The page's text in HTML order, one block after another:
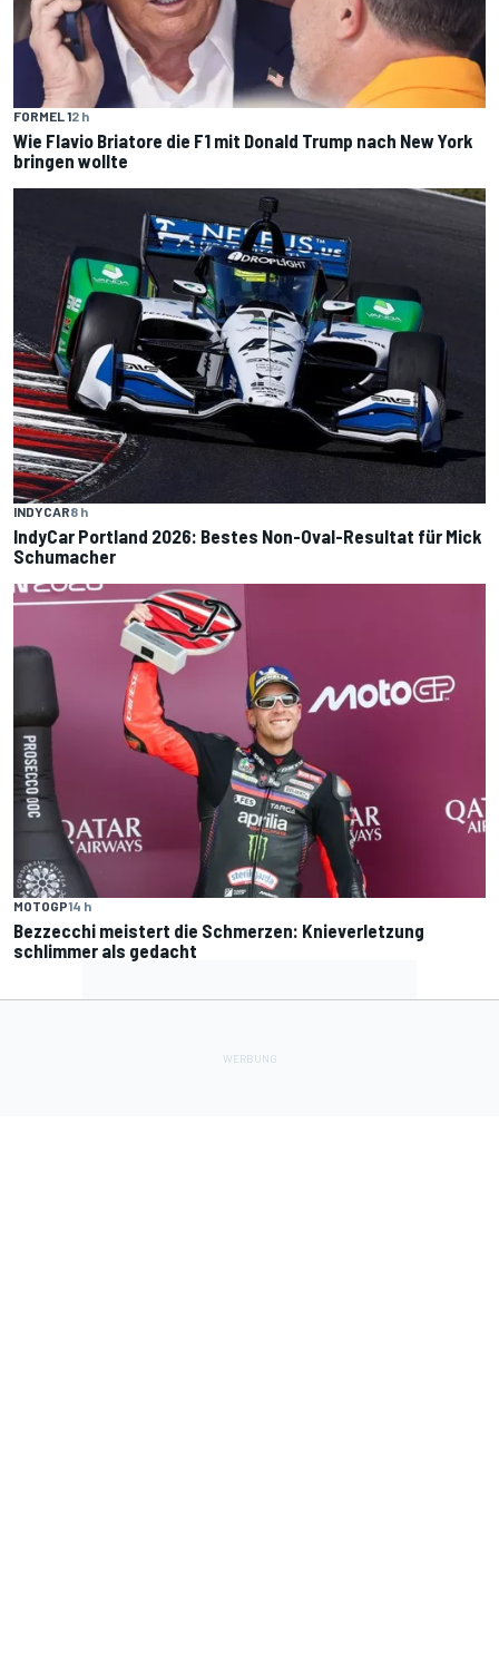
FORMEL 12 h
Wie Flavio Briatore die F1 mit Donald Trump nach New York
bringen wollte
INDYCAR8 h
IndyCar Portland 2026: Bestes Non-Oval-Resultat für Mick
Schumacher
MOTOGP14 h
Bezzecchi meistert die Schmerzen: Knieverletzung
schlimmer als gedacht